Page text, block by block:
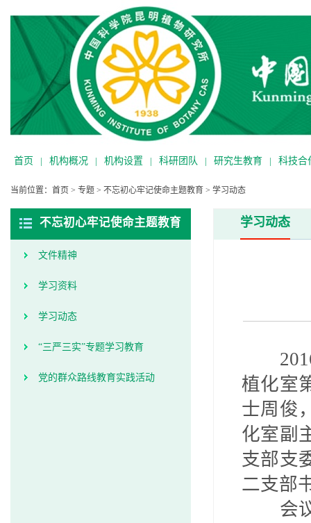
首页 | 机构概况 | 机构设置 | 科研团队 | 研究生教育 | 科技合
当前位置： 首页 > 专题 > 不忘初心牢记使命主题教育 > 学习动态
不忘初心牢记使命主题教育
文件精神
学习资料
学习动态
“三严三实”专题学习教育
党的群众路线教育实践活动
学习动态
植化室
士周俊
化室副
支部支
二支部
会